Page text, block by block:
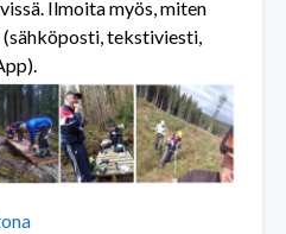
Ilmoita myös, miten
(sähköposti, tekstiviesti,